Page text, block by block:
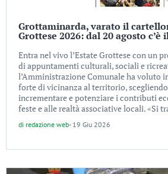
Grottaminarda, varato il
Grottese 2026: dal 20 agosto c’è
Entra nel vivo l’Estate Grottese con un
di appuntamenti culturali, sociali e
l’Amministrazione Comunale ha voluto
forte di vicinanza al territorio,
incrementare e potenziare i contributi
feste e alle realtà associative locali. «Si
di redazione web- 19 Giu 2026